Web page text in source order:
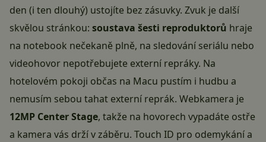
den (i ten dlouhý) ustojíte bez zásuvky. Zvuk je další
skvělou stránkou: soustava šesti reproduktorů hraje
na notebook nečekaně plně, na sledování seriálu nebo
videohovor nepotřebujete externí repráky. Na
hotelovém pokoji občas na Macu pustím i hudbu a
nemusím sebou tahat externí reprák. Webkamera je
12MP Center Stage, takže na hovorech vypadáte ostře
a kamera vás drží v záběru. Touch ID pro odemykání a